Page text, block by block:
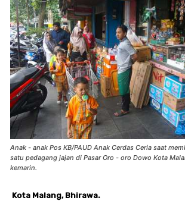
Anak - anak Pos KB/PAUD Anak Cerdas Ceria saat
satu pedagang jajan di Pasar Oro - oro Dowo Kota
kemarin.
Kota Malang, Bhirawa.